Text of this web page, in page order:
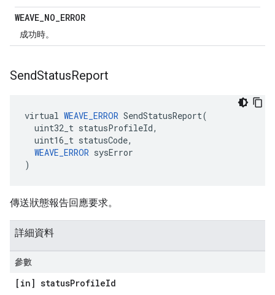
WEAVE_NO_ERROR
成功時。
SendStatusReport
virtual WEAVE_ERROR SendStatusReport(
  uint32_t statusProfileId,
  uint16_t statusCode,
WEAVE_ERROR sysError
)
傳送狀態報告回應要求。
詳細資料
參數
[in] statusProfileId